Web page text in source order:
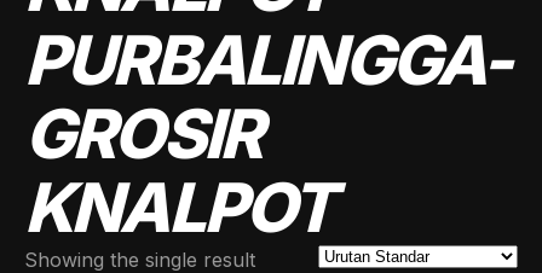
PURBALINGGA-
GROSIR
KNALPOT
Showing the single result